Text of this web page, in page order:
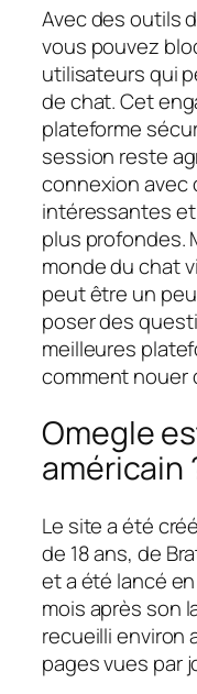
Avec des outils
vous pouvez
utilisateurs qui
de chat. Cet
plateforme
session reste
connexion avec
intéressantes
plus profondes.
monde du chat
peut être un
poser des
meilleures
comment nouer
Omegle
américain
Le site a été
de 18 ans, de
et a été lancé
mois après son
recueilli environ
pages vues par